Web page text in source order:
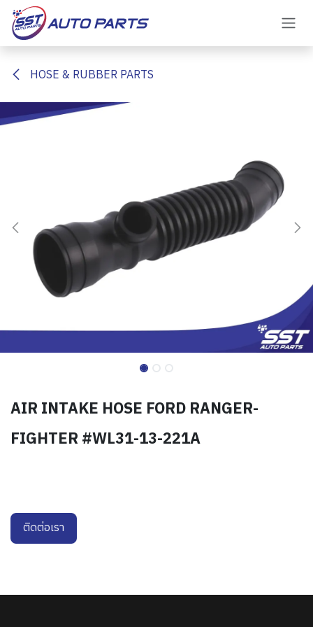
Skip to Content
HOSE & RUBBER PARTS
AIR INTAKE HOSE FORD RANGER-
FIGHTER #WL31-13-221A
ติดต่อเรา